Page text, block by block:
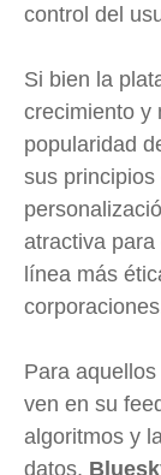
control del
Si bien la
crecimiento y
popularidad
sus
atractiva
línea más
Para
ven en su
algoritmos y
datos,